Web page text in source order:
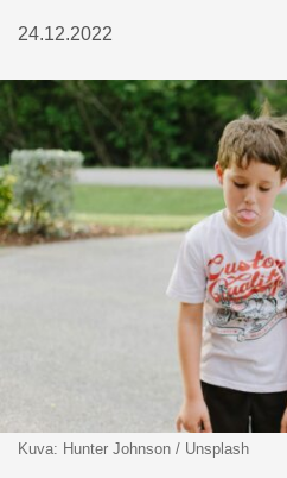
24.12.2022
Kuva: Hunter Johnson / Unsplash